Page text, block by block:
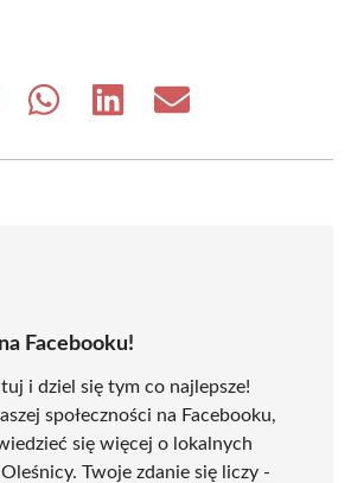
Share
Share
Share
Facebooku!
i dziel się tym co najlepsze!
społeczności na Facebooku,
się więcej o lokalnych
Twoje zdanie się liczy -